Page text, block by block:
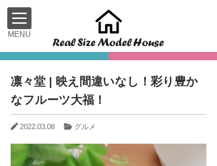
凛々堂 | 映え間違いなし！彩り豊か
なフルーツ大福！
2022.03.08 グルメ